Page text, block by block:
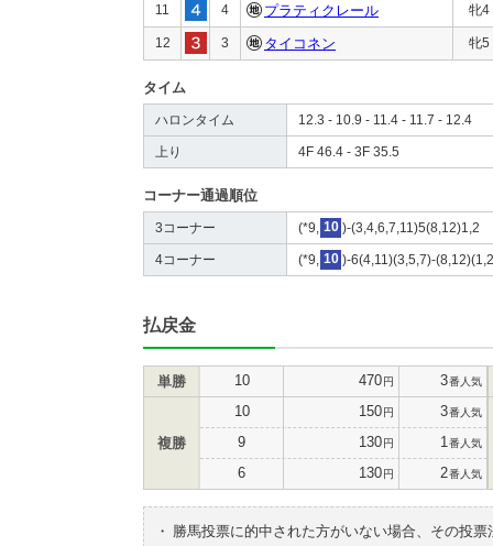
11 4 プラティクレール 牝4
12 3 タイコネン 牝5
タイム
ハロンタイム 12.3 - 10.9 - 11.4 - 11.7 - 12.4
上り 4F 46.4 - 3F 35.5
コーナー通過順位
3コーナー (*9, 10 )-(3,4,6,7,11)5(8,12)1,2
4コーナー (*9, 10 )-6(4,11)(3,5,7)-
払戻金
単勝 10 470円 3番人気
複勝
10 150円 3番人気
9 130円 1 番人気
6 130円 2番人気
・
勝馬投票に的中された方がいない場合、その投